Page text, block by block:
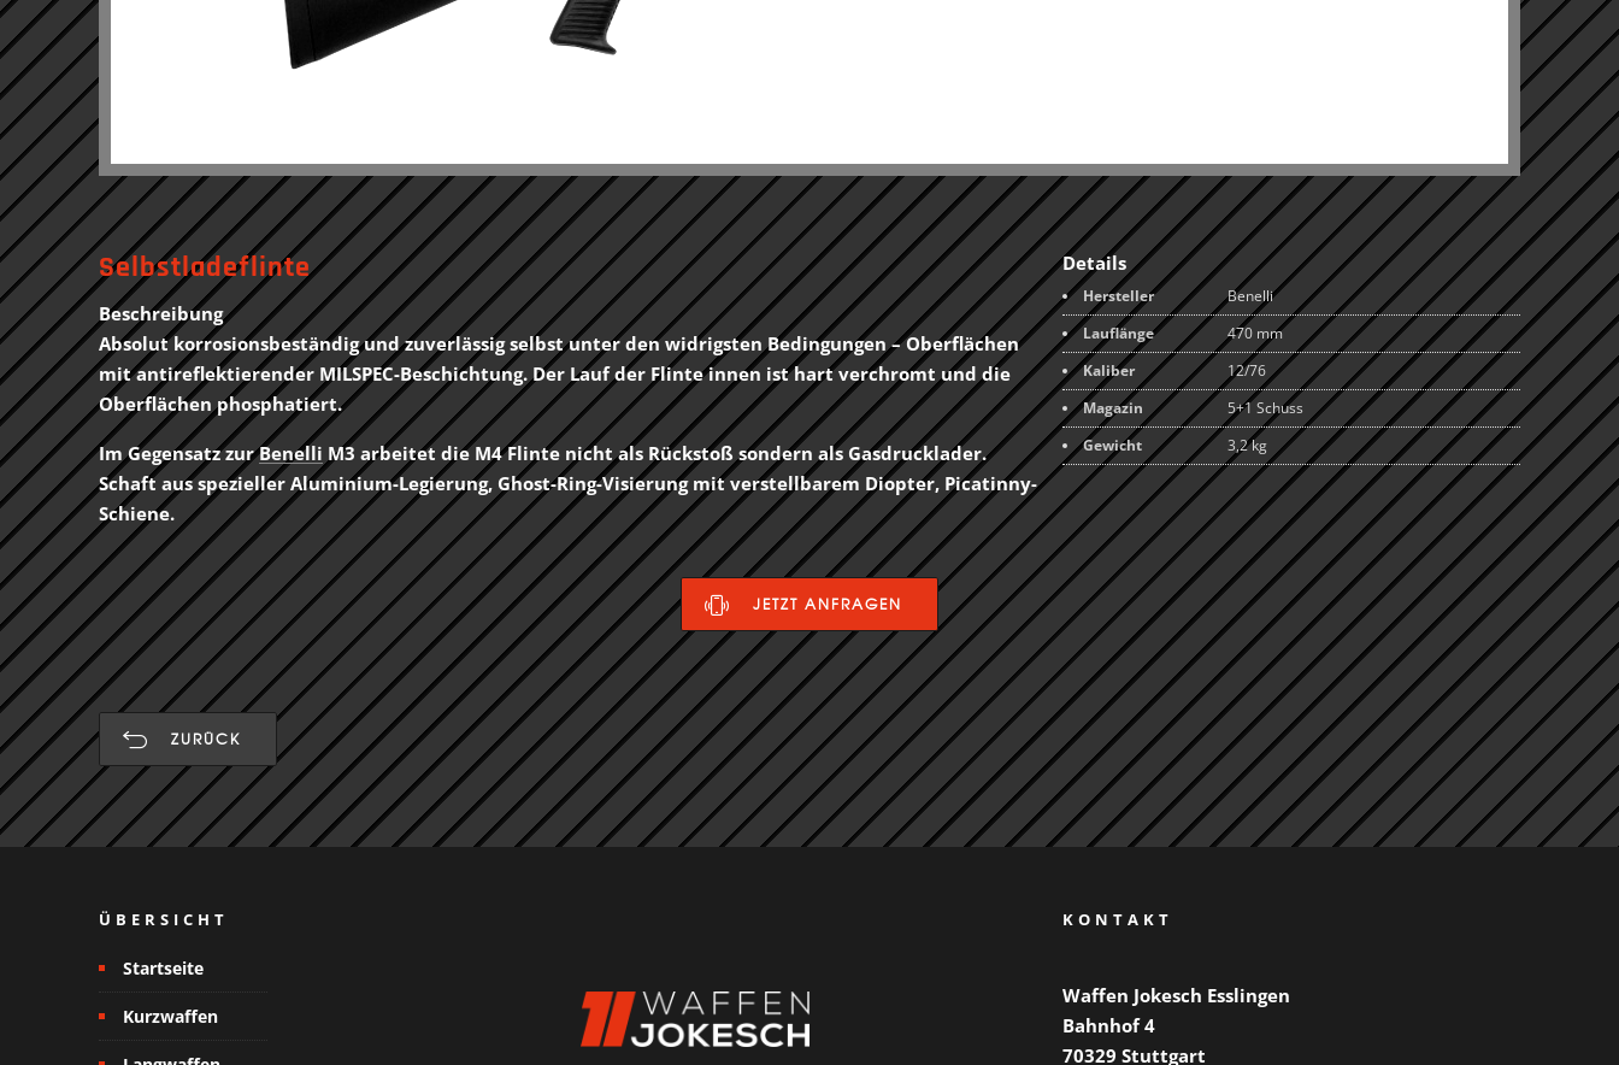
Selbstladeflinte
Beschreibung
Absolut korrosionsbeständig und zuverlässig selbst unter den widrigsten Bedingungen – Oberflächen
mit antireflektierender MILSPEC-Beschichtung. Der Lauf der Flinte innen ist hart verchromt und die
Oberflächen phosphatiert.
Im Gegensatz zurBenelli M3 arbeitet die M4 Flinte nicht als Rückstoß sondern als Gasdrucklader.
Schaft aus spezieller Aluminium-Legierung, Ghost-Ring-Visierung mit verstellbarem Diopter, Picatinny-
Schiene.
Details
Hersteller
Benelli
Lauflänge
470 mm
Kaliber
12/76
Magazin
5+1 Schuss
Gewicht
3,2 kg
JETZT ANFRAGEN
ZURÜCK
ÜBERSICHT
Startseite
Kurzwaffen
KONTAKT
Waffen Jokesch Esslingen
Bahnhof 4
70329 Stuttgart